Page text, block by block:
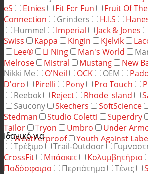
eS
Etnies Fit For Fun Fruit Of
Connection
Grinders H.I.S
Hummel
Imperial Jack & Jones
Swiss
Kappa Kingin Kjelvik
Lee®
Li Ning Man's World
Melrose
Mistral Mustang New
Nikki Me
O'Neil OCK OEM
D'oro
Pirelli Pony Pro Touch
Reebok
Reject Rhode Island
Saucony
Skechers SoftScience
Stedman
Studio Coletti Superdry
Tailor
Tryon Umbro Under
Weatherproof
Youth Against
Ιδανικό για
Τρέξιμο
Trail-Outdoor
CrossFit
Μπάσκετ Κολυμβητήριο
Ποδόσφαιρο
Περπάτημα Τένις